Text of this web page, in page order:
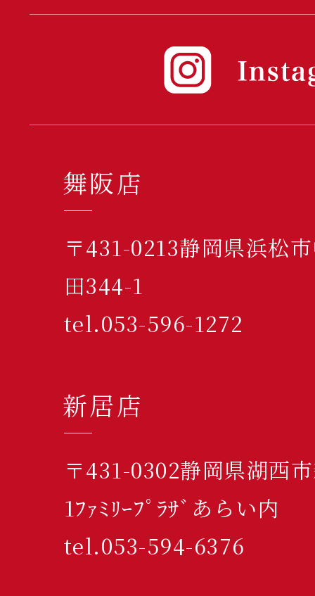
舞阪店
〒431-0213静岡県浜松
田344-1
tel.053-596-1272
新居店
〒431-0302静岡県湖西
1ﾌｧﾐﾘｰﾌﾟﾗｻﾞあらい内
tel.053-594-6376